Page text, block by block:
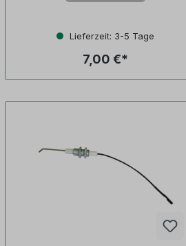
Lieferzeit: 3-5 Tage
7,00 €*